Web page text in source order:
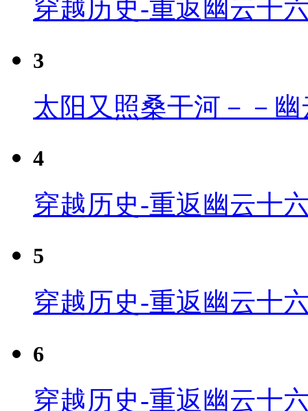
穿越历史-重返幽云十
3
太阳又照桑干河－－
4
穿越历史-重返幽云十
5
穿越历史-重返幽云十
6
穿越历史-重返幽云十